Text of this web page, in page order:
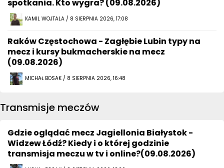
spotkania. Kto wygra? (09.08.2026)
KAMIL WOJTALA / 8 SIERPNIA 2026, 17:08
Raków Częstochowa - Zagłębie Lubin typy na
mecz i kursy bukmacherskie na mecz
(09.08.2026)
MICHAŁ BOSAK / 8 SIERPNIA 2026, 16:48
Transmisje meczów
Gdzie oglądać mecz Jagiellonia Białystok -
Widzew Łódź? Kiedy i o której godzinie
transmisja meczu w tv i online?(09.08.2026)